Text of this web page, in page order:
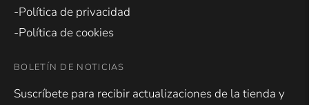
-Política de privacidad
-Política de cookies
BOLETÍN DE NOTICIAS
Suscríbete para recibir actualizaciones de la tienda y